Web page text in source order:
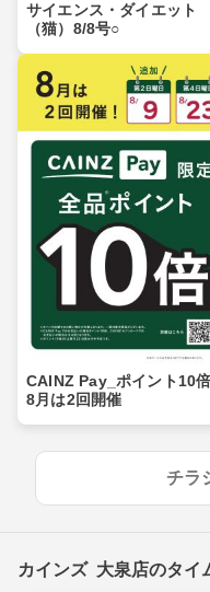
サイエンス・ダイエット
（猫）8/8号○
CAINZ Pay_ポイント10倍
8月は2回開催
チラ
カインズ 大泉店のタイ